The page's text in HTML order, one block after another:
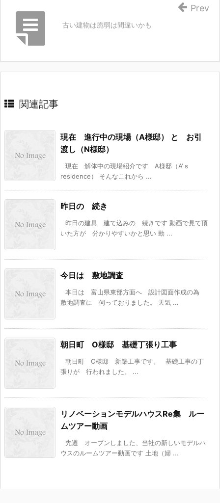
古い建物は脆弱は間違いかも
Prev
関連記事
現在 進行中の現場（A様邸） と お引
渡し（N様邸）
現在 解体中の現場紹介です A様邸（A‘ｓ
residence） そんなこれから ...
昨日の 続き
昨日の建具 建て込みの 続きです 動画で見て頂
いた方が 分かりやすいかと思い 動 ...
今日は 敷地調査
本日は 富山県東部方面へ 設計図面作成の為
敷地調査に 伺っておりました。 天気 ...
朝日町 O様邸 基礎丁張り工事
朝日町 O様邸 新築工事です。 基礎工事の丁
張りが 行われました。 ...
リノベーションモデルハウスRe集 ルー
ムツアー動画
先週 オープンしました、当社の新しいモデルハ
ウスのルームツアー動画です 土地（婦 ...